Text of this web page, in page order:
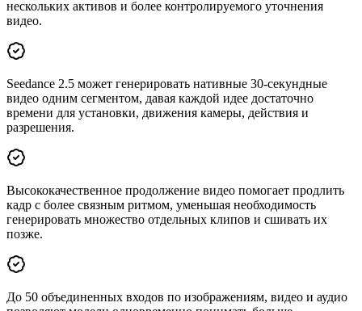
нескольких активов и более контролируемого уточнения
видео.
Seedance 2.5 может генерировать нативные 30-секундные
видео одним сегментом, давая каждой идее достаточно
времени для установки, движения камеры, действия и
разрешения.
Высококачественное продолжение видео помогает продлить
кадр с более связным ритмом, уменьшая необходимость
генерировать множество отдельных клипов и сшивать их
позже.
До 50 объединенных входов по изображениям, видео и аудио